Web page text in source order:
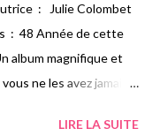
: Julie Colombet
: 48 Année de cette
album magnifique et
ne les avez jamais
animaux sont
LIRE LA SUITE